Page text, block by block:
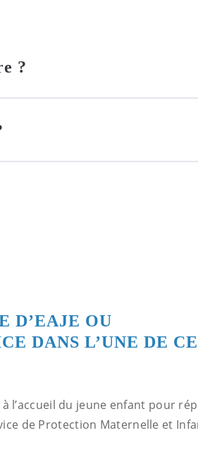
?
D’EAJE OU
DANS L’UNE DE
à l’accueil du jeune enfant pour
de Protection Maternelle et